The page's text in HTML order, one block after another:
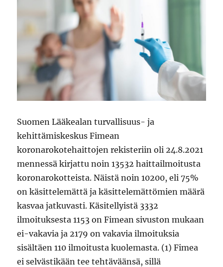
Suomen Lääkealan turvallisuus- ja
kehittämiskeskus Fimean
koronarokotehaittojen rekisteriin oli 24.8.2021
mennessä kirjattu noin 13532 haittailmoitusta
koronarokotteista. Näistä noin 10200, eli 75%
on käsittelemättä ja käsittelemättömien määrä
kasvaa jatkuvasti. Käsitellyistä 3332
ilmoituksesta 1153 on Fimean sivuston mukaan
ei-vakavia ja 2179 on vakavia ilmoituksia
sisältäen 110 ilmoitusta kuolemasta. (1) Fimea
ei selvästikään tee tehtäväänsä, sillä